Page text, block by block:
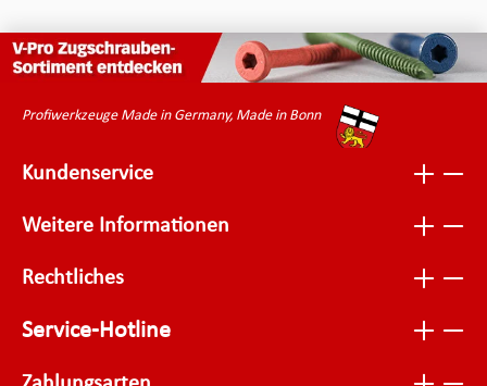
Profiwerkzeuge Made in Germany, Made in Bonn
Kundenservice
Weitere Informationen
Rechtliches
Service-Hotline